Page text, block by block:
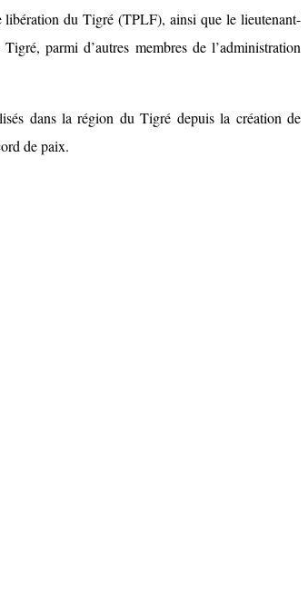
libération du Tigré (TPLF), ainsi que le lieutenant-
parmi d’autres membres de l’administration
dans la région du Tigré depuis la création de
de paix.